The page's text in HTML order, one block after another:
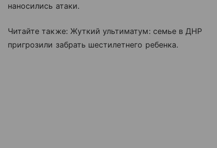
наносились атаки.
Читайте также: Жуткий ультиматум: семье в ДНР
пригрозили забрать шестилетнего ребенка.